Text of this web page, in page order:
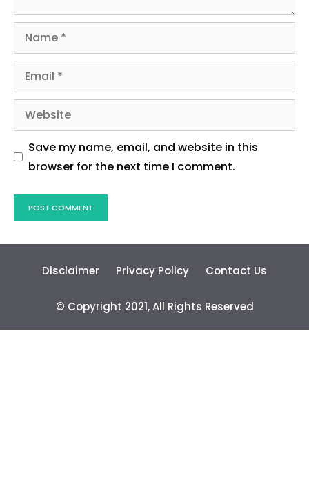
browser for the next time I comment.
Disclaimer Privacy Policy Contact Us